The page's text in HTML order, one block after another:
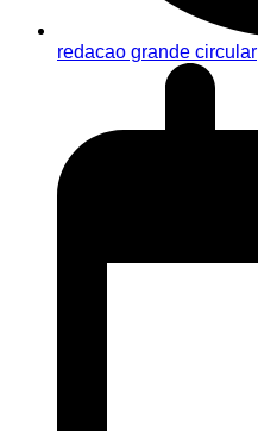
redacao grande circular